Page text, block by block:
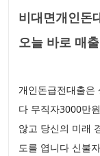
비대면개인돈
오늘 바로 매
개인돈급전대출은
다 무직자3000만
않고 당신의 미래
도를 엽니다 신불